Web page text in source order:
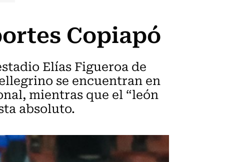
Copiapó
Elías Figueroa de
se encuentran en
mientras que el “león
absoluto.